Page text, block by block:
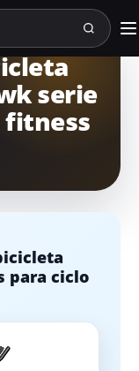
serie
fitness
para ciclo